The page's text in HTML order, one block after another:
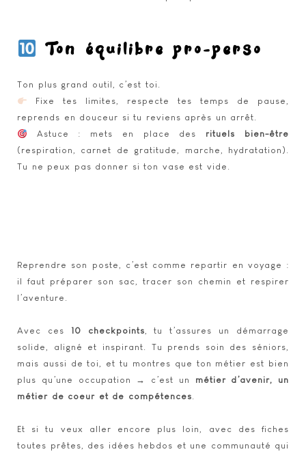
Ton équilibre pro-perso
Ton plus grand outil, c’est toi.
Fixe tes limites, respecte tes temps de pause,
reprends en douceur si tu reviens après un arrêt.
Astuce : mets en place des rituels bien-être
(respiration, carnet de gratitude, marche, hydratation).
Tu ne peux pas donner si ton vase est vide.
Reprendre son poste, c’est comme repartir en voyage :
il faut préparer son sac, tracer son chemin et respirer
l’aventure.
Avec ces 10 checkpoints, tu t’assures un démarrage
solide, aligné et inspirant. Tu prends soin des séniors,
mais aussi de toi, et tu montres que ton métier est bien
plus qu’une occupation → c’est un métier d’avenir, un
métier de coeur et de compétences.
Et si tu veux aller encore plus loin, avec des fiches
toutes prêtes, des idées hebdos et une communauté qui